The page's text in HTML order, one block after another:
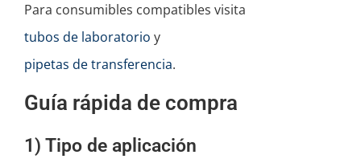
Para consumibles compatibles visita
tubos de laboratorio y
pipetas de transferencia.
Guía rápida de compra
1) Tipo de aplicación